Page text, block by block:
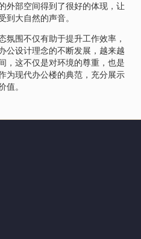
外部空间得到了很好的体现，让
到大自然的声音。
氛围不仅有助于提升工作效率，
公设计理念的不断发展，越来越
，这不仅是对环境的尊重，也是
为现代办公楼的典范，充分展示
值。